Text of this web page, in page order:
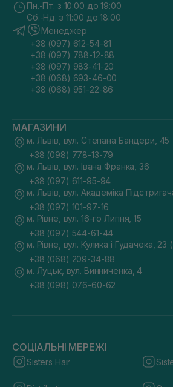
Пн.-Пт. з 10:00 до 19:00
Сб.-Нд. з 11:00 до 18:00
Менеджер
+38 (097) 612-54-81
+38 (097) 788-12-88
+38 (097) 983-41-20
+38 (068) 693-46-00
+38 (068) 951-22-86
МАГАЗИНИ
м. Львів, вул. Степана Бандери, 45
+38 (098) 778-13-79
м. Львів, вул. Івана Франка, 36
+38 (097) 611-95-94
м. Львів, вул. Академіка
+38 (097) 101-97-16
м. Рівне, вул. 16-го Липня, 15
+38 (097) 544-61-44
м. Рівне, вул. Кулика і Гудачека,
+38 (068) 209-34-88
м. Луцьк, вул. Винниченка, 4
+38 (098) 076-60-62
СОЦІАЛЬНІ МЕРЕЖІ
Sisters Hair